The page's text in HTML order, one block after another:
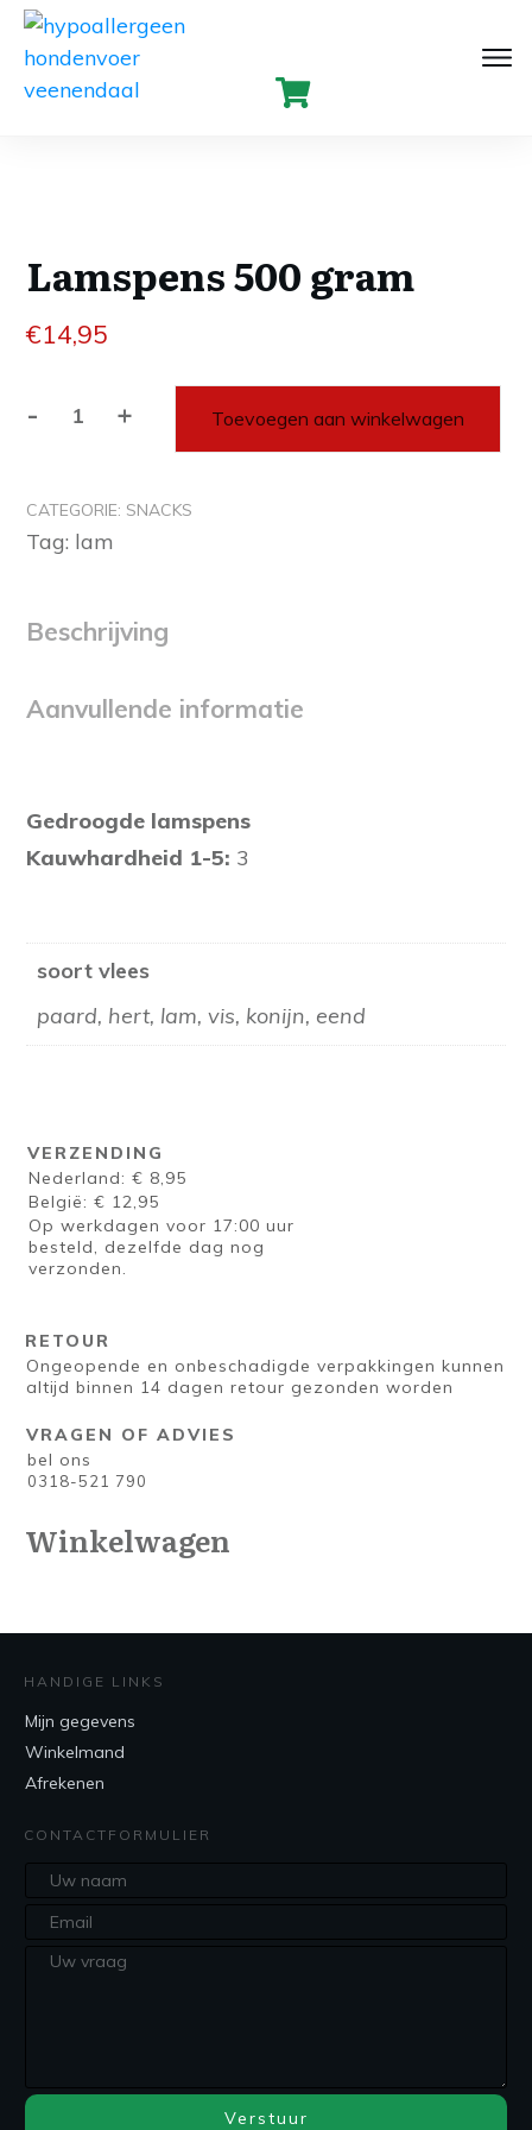
Lamspens 500 gram
€14,95
-Lamspens
aantal
+ Toevoegen aan winkelwagen
CATEGORIE: SNACKS
Tag: lam
Beschrijving
Aanvullende informatie
Gedroogde lamspens
Kauwhardheid 1-5: 3
soort vlees
paard, hert, lam, vis, konijn, eend
VERZENDING
Nederland: € 8,95
België: € 12,95
Op werkdagen voor 17:00 uur
besteld, dezelfde dag nog
verzonden.
RETOUR
Ongeopende en onbeschadigde verpakkingen kunnen
altijd binnen 14 dagen retour gezonden worden
VRAGEN OF ADVIES
bel ons
0318-521 790
Winkelwagen
HANDIGE LINKS
Mijn gegevens
Winkelmand
Afrekenen
CONTACTFORMULIER
Verstuur